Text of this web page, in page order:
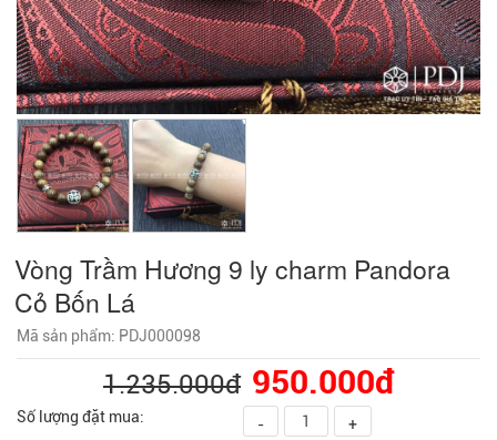
Vòng Trầm Hương 9 ly charm Pandora
Cỏ Bốn Lá
Mã sản phẩm: PDJ000098
1.235.000đ 950.000đ
Số lượng đặt mua: - +